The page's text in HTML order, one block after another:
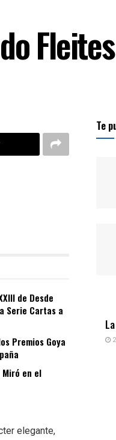
Fleites
de Desde
Serie Cartas a
Premios Goya
Miró en el
elegante,
Te